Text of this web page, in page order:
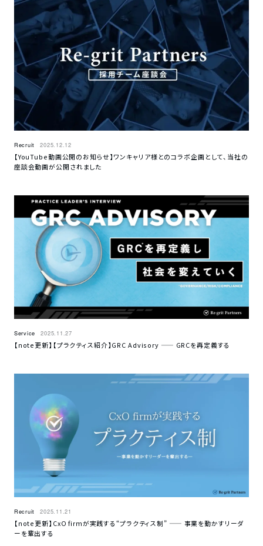
Recruit 2025.12.12
【YouTube動画公開のお知らせ】ワンキャリア様とのコラボ企画として、当社の
座談会動画が公開されました
Service 2025.11.27
【note更新】【プラクティス紹介】GRC Advisory —— GRCを再定義する
Recruit 2025.11.21
【note更新】CxO firmが実践する“プラクティス制” —— 事業を動かすリーダ
ーを輩出する